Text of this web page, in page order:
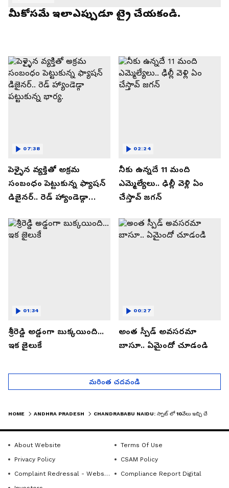
మీకోసమే ఇలాఎప్పుడూ ట్రై చేయకండి.
పెళ్ళైన వ్యక్తితో అక్రమ
సంబంధం పెట్టుకున్న ఫ్యాషన్
డిజైనర్.. రెడ్ హ్యాండెడ్గా
07:38
నీకు ఉన్నదే 11 మంది
ఎమ్మెల్యేలు.. ఢిల్లీ వెళ్లి ఏం
చేస్తావ్ జగన్
02:24
శ్రీరెడ్డి అడ్డంగా బుక్కయింది...
ఇక జైలుకే
01:34
అంత స్పీడ్ అవసరమా
బాసూ.. ఏమైందో చూడండి
00:27
మరింత చదవండి
HOME ANDHRA PRADESH
About Website
Terms Of Use
Privacy Policy
CSAM Policy
Complaint Redressal - Website
Compliance Report Digital